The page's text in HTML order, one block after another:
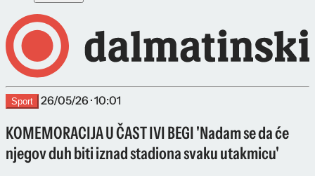
Sport 26/05/26 · 10:01
KOMEMORACIJA U ČAST IVI BEGI 'Nadam se da će
njegov duh biti iznad stadiona svaku utakmicu'